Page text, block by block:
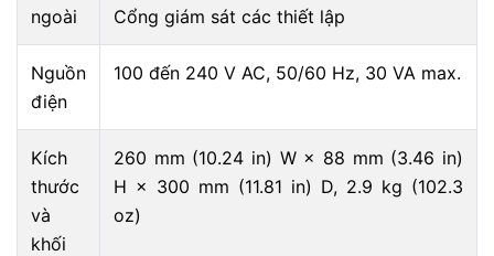
ngoài
Cổng giám sát các thiết lập
Nguồn
điện
100 đến 240 V AC, 50/60 Hz, 30 VA max.
Kích
thước
và
khối
260 mm (10.24 in) W × 88 mm (3.46 in)
H × 300 mm (11.81 in) D, 2.9 kg (102.3
oz)